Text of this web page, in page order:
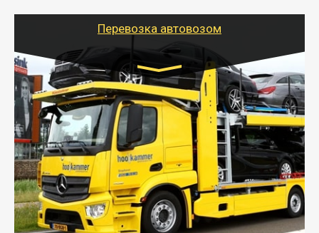
Перевозка автовозом
Цена за км. Рассчитывается
индивидуально
- Перевозка автовозом от Тайгер Логистик – это
быстрый и безопасный способ доставить несколько
легковых автомобилей за одну поездку в другой
город.
- Наша транспортная компания организует доставку
машин автовозом, подобрав оптимальный маршрут с
учетом всех особенности по пути следования.